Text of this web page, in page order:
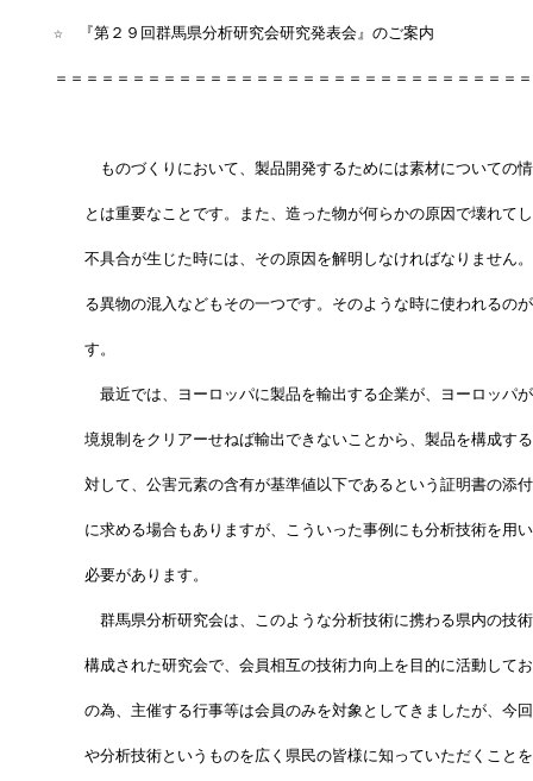
☆　『第２９回群馬県分析研究会研究発表会』のご案内
＝＝＝＝＝＝＝＝＝＝＝＝＝＝＝＝＝＝＝＝＝＝＝＝＝＝＝＝＝＝
ものづくりにおいて、製品開発するためには素材についての情
とは重要なことです。また、造った物が何らかの原因で壊れて
不具合が生じた時には、その原因を解明しなければなりません
る異物の混入などもその一つです。そのような時に使われるの
す。
最近では、ヨーロッパに製品を輸出する企業が、ヨーロッパが
境規制をクリアーせねば輸出できないことから、製品を構成す
対して、公害元素の含有が基準値以下であるという証明書の添
に求める場合もありますが、こういった事例にも分析技術を用
必要があります。
群馬県分析研究会は、このような分析技術に携わる県内の技術
構成された研究会で、会員相互の技術力向上を目的に活動して
の為、主催する行事等は会員のみを対象としてきましたが、今
や分析技術というものを広く県民の皆様に知っていただくこと